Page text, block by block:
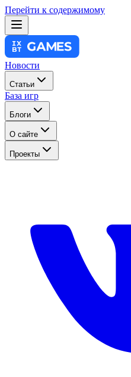
Перейти к содержимому
Новости
Статьи
База игр
Блоги
О сайте
Проекты